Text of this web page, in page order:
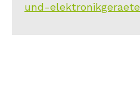
und-elektronikgeraete